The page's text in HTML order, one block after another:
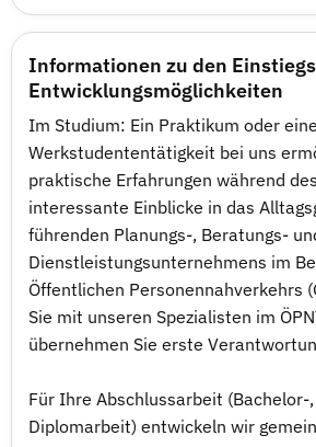
Informationen zu den
Entwicklungsmöglichkeiten
Im Studium: Ein Praktikum oder eine
Werkstudententätigkeit bei uns
praktische Erfahrungen während
interessante Einblicke in das
führenden Planungs-, Beratungs-
Dienstleistungsunternehmens im
Öffentlichen Personennahverkehrs
Sie mit unseren Spezialisten im
übernehmen Sie erste
Für Ihre Abschlussarbeit
Diplomarbeit) entwickeln wir